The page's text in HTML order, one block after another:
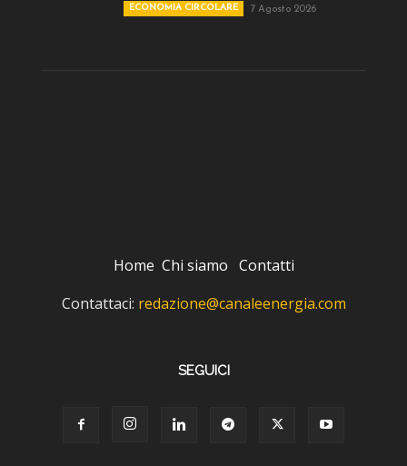
ECONOMIA CIRCOLARE 7 Agosto 2026
Home Chi siamo Contatti
Contattaci: redazione@canaleenergia.com
SEGUICI